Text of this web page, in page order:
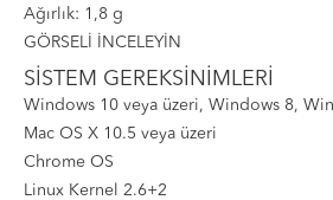
Ağırlık: 1,8 g
GÖRSELİ İNCELEYİN
SİSTEM GEREKSİNİMLERİ
Windows 10 veya üzeri, Windows 8,
Mac OS X 10.5 veya üzeri
Chrome OS
Linux Kernel 2.6+2